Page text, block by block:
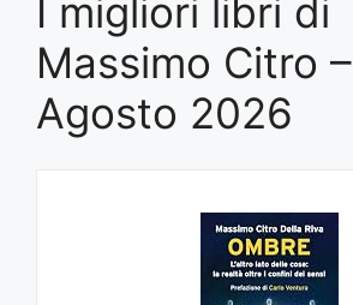
I migliori libri di
Massimo Citro –
Agosto 2026